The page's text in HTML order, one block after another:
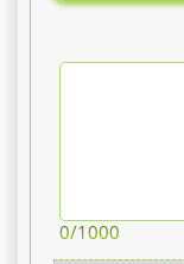
0/1000